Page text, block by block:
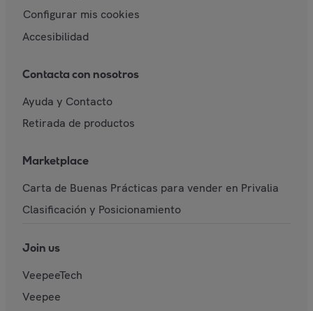
Configurar mis cookies
Accesibilidad
Contacta con nosotros
Ayuda y Contacto
Retirada de productos
Marketplace
Carta de Buenas Prácticas para vender en Privalia
Clasificación y Posicionamiento
Join us
VeepeeTech
Veepee